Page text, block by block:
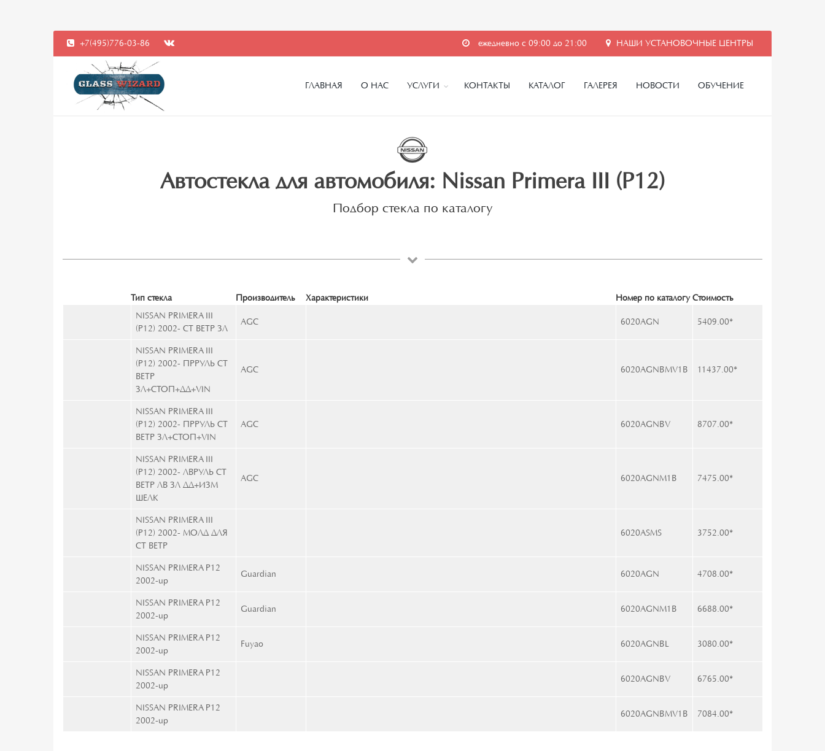
ежедневно с 09:00 до 21:00 НАШИ УСТАНОВОЧНЫЕ ЦЕНТРЫ
+7(495)776-03-86
ГЛАВНАЯ О НАС УСЛУГИ КОНТАКТЫ КАТАЛОГ ГАЛЕРЕЯ НОВОСТИ ОБУЧЕНИЕ
Автостекла для автомобиля: Nissan Primera III (P12)
Подбор стекла по каталогу
Тип стекла Производитель Характеристики Номер по каталогуСтоимость
NISSAN PRIMERA III
(P12) 2002- СТ ВЕТР ЗЛ
AGC 6020AGN 5409.00*
NISSAN PRIMERA III
(P12) 2002- ПРРУЛЬ СТ
ВЕТР
ЗЛ+СТОП+ДД+VIN
AGC 6020AGNBMV1B 11437.00*
NISSAN PRIMERA III
(P12) 2002- ПРРУЛЬ СТ
ВЕТР ЗЛ+СТОП+VIN
AGC 6020AGNBV 8707.00*
NISSAN PRIMERA III
(P12) 2002- ЛВРУЛЬ СТ
ВЕТР ЛВ ЗЛ ДД+ИЗМ
ШЕЛК
AGC 6020AGNM1B 7475.00*
NISSAN PRIMERA III
(P12) 2002- МОЛД ДЛЯ
СТ ВЕТР
6020ASMS 3752.00*
NISSAN PRIMERA P12
2002-up
Guardian 6020AGN 4708.00*
NISSAN PRIMERA P12
2002-up
Guardian 6020AGNM1B 6688.00*
NISSAN PRIMERA P12
2002-up
Fuyao 6020AGNBL 3080.00*
NISSAN PRIMERA P12
2002-up
6020AGNBV 6765.00*
NISSAN PRIMERA P12
2002-up
6020AGNBMV1B 7084.00*